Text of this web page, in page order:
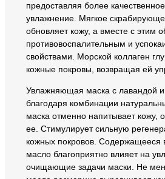
предоставляя более
увлажнение. Мягкое
обновляет кожу, а вместе с этим
противовоспалительным и
свойствами. Морской коллаген
кожные покровы, возвращая ей
Увлажняющая маска с лавандой
благодаря комбинации
маска отменно напитывает кожу,
ее. Стимулирует сильную
кожных покровов. Содержащееся
масло благоприятно влияет на
очищающие задачи маски. Не